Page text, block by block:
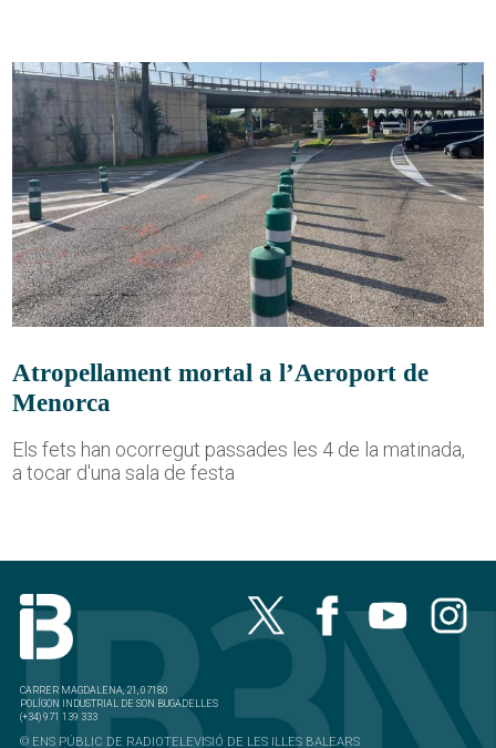
Atropellament mortal a l’Aeroport de
Menorca
Els fets han ocorregut passades les 4 de la matinada,
a tocar d'una sala de festa
CARRER MAGDALENA, 21, 07180
POLÍGON INDUSTRIAL DE SON BUGADELLES
(+34) 971 139 333
© ENS PÚBLIC DE RADIOTELEVISIÓ DE LES ILLES BALEARS